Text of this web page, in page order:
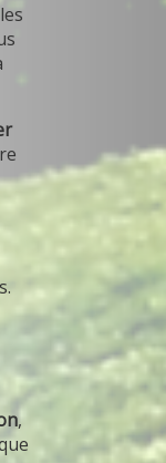
,